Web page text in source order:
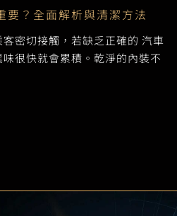
要？全面解析與清潔方法
密切接觸，若缺乏正確的 汽車
很快就會累積。乾淨的內裝不